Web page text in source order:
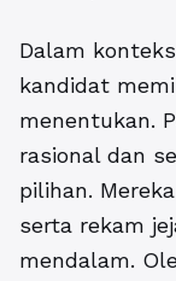
Dalam
kandidat
menentukan.
rasional dan
pilihan.
serta rekam
mendalam.